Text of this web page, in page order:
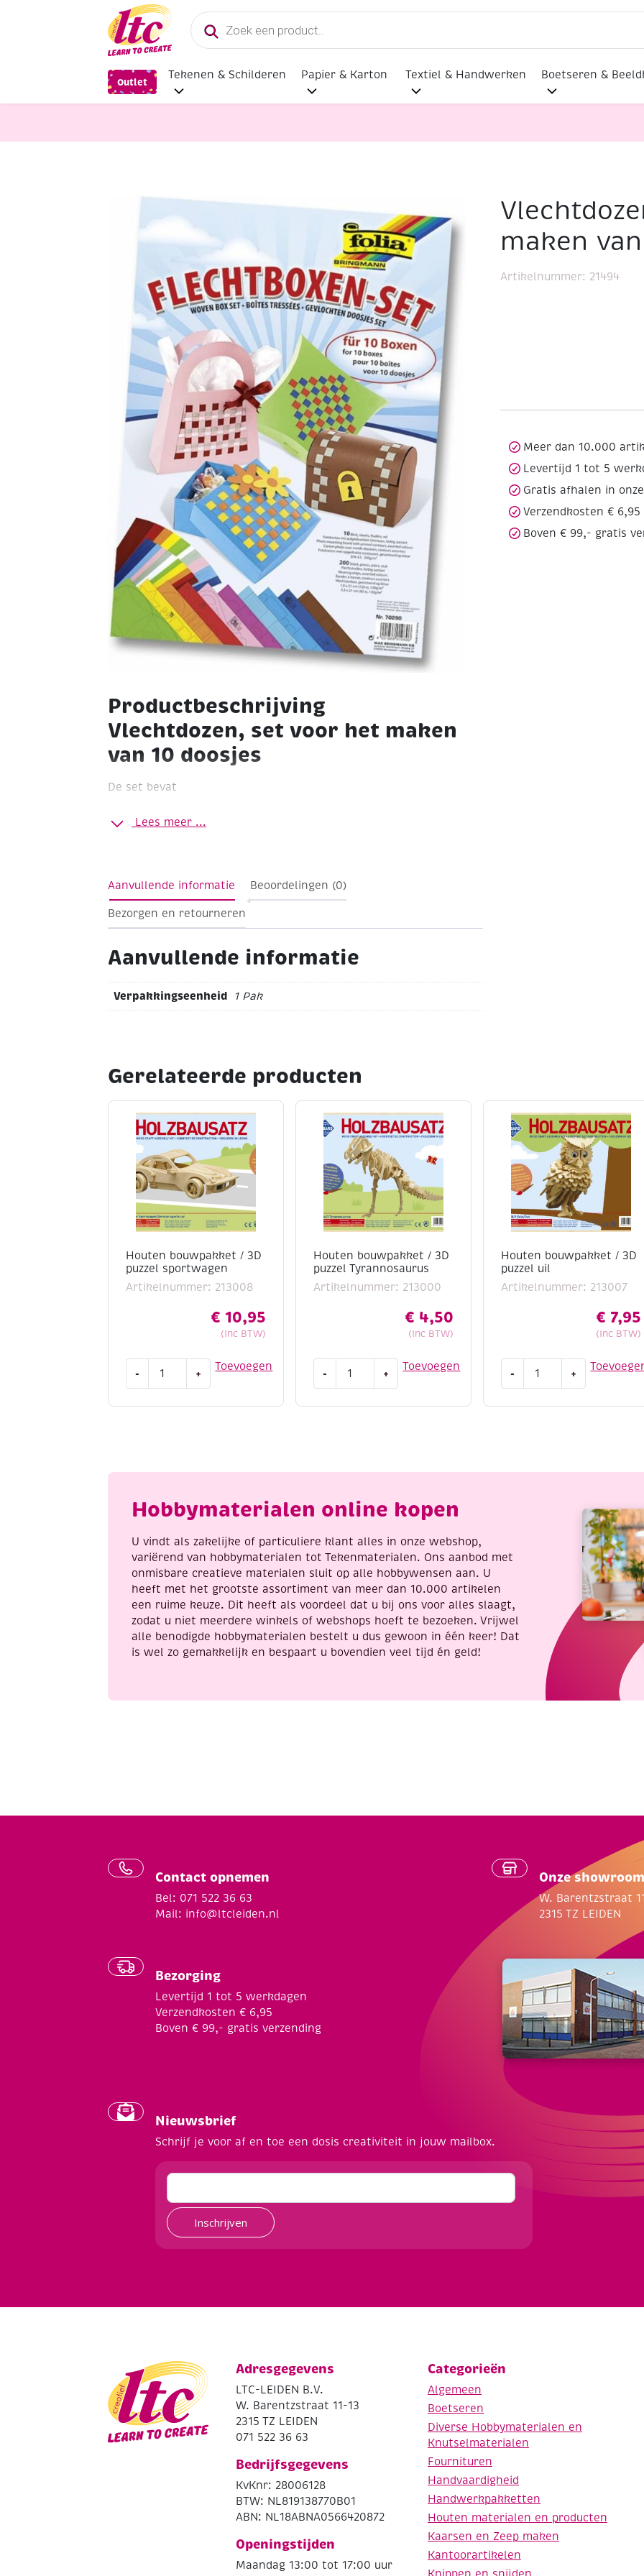
Producten
zoeken
Outlet
Tekenen & Schilderen Papier & Karton Textiel & Handwerken Boetseren &
Hobbysets en Knutselsets Vlechtdozen, set voor het maken van 10 doosjes
Productbeschrijving
Vlechtdozen, set voor het maken
van 10 doosjes
De set bevat
papieren stroken gevlochten kan worden.
Lees meer ...
maken
Artikelnummer: 21494
Meer dan 10.000
Levertijd 1 tot 5
Gratis afhalen in
Verzendkosten € 6,95
Boven € 99,- gratis
Aanvullende informatie Beoordelingen (0)
Bezorgen en retourneren
Aanvullende informatie
Verpakkingseenheid 1 Pak
Gerelateerde producten
Houten bouwpakket / 3D
puzzel sportwagen
Artikelnummer: 213008
€ 10,95
(Inc BTW)
Toevoegen
-
bouwpakket
+
Houten bouwpakket / 3D
puzzel Tyrannosaurus
Artikelnummer: 213000
€ 4,50
(Inc BTW)
Toevoegen
-
bouwpakket
+
Houten bouwpakket / 3D
puzzel uil
Artikelnummer: 213007
€ 7,95
(Inc BTW)
-
bouwpakket
+
Hobbymaterialen online kopen
U vindt als zakelijke of particuliere klant alles in onze webshop,
variërend van hobbymaterialen tot Tekenmaterialen. Ons aanbod met
onmisbare creatieve materialen sluit op alle hobbywensen aan. U
heeft met het grootste assortiment van meer dan 10.000 artikelen
een ruime keuze. Dit heeft als voordeel dat u bij ons voor alles slaagt,
zodat u niet meerdere winkels of webshops hoeft te bezoeken. Vrijwel
alle benodigde hobbymaterialen bestelt u dus gewoon in één keer! Dat
is wel zo gemakkelijk en bespaart u bovendien veel tijd én geld!
Contact opnemen
Bel: 071 522 36 63
Mail: info@ltcleiden.nl
Bezorging
Levertijd 1 tot 5 werkdagen
Verzendkosten € 6,95
Boven € 99,- gratis verzending
Onze showroom
W. Barentzstraat
2315 TZ LEIDEN
Nieuwsbrief
Schrijf je voor af en toe een dosis creativiteit in jouw mailbox.
Inschrijven
Adresgegevens
LTC-LEIDEN B.V.
W. Barentzstraat 11-13
2315 TZ LEIDEN
071 522 36 63
Bedrijfsgegevens
KvKnr: 28006128
BTW: NL819138770B01
ABN: NL18ABNA0566420872
Openingstijden
Maandag 13:00 tot 17:00 uur
Categorieën
Algemeen
Boetseren
Diverse Hobbymaterialen en
Knutselmaterialen
Fournituren
Handvaardigheid
Handwerkpakketten
Houten materialen en producten
Kaarsen en Zeep maken
Kantoorartikelen